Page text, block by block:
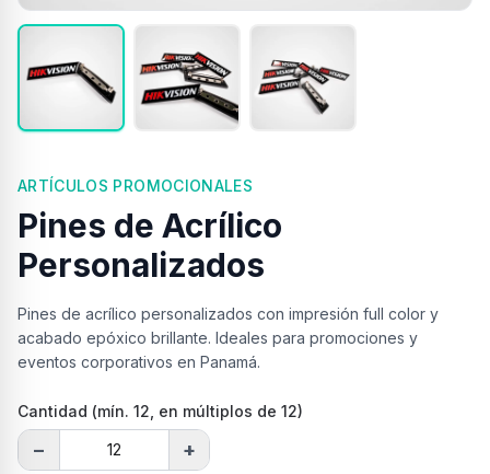
ARTÍCULOS PROMOCIONALES
Pines de Acrílico
Personalizados
Pines de acrílico personalizados con impresión full color y
acabado epóxico brillante. Ideales para promociones y
eventos corporativos en Panamá.
Cantidad (mín. 12 , en múltiplos de 12)
− +